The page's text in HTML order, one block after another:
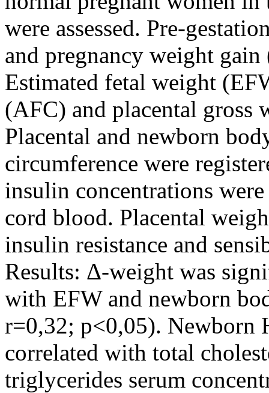
were assessed. Pre-
and pregnancy weight
Estimated fetal weight
(AFC) and placental gross
Placental and newborn
circumference were
insulin concentrations
cord blood. Placental
insulin resistance and
Results: Δ-weight was
with EFW and newborn
r=0,32; p<0,05). Newborn
correlated with total
triglycerides serum